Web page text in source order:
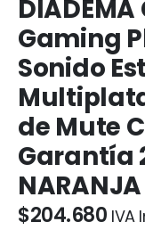
Gaming
Sonido
de Mute
Garantía
NARANJA
$204.680 IVA